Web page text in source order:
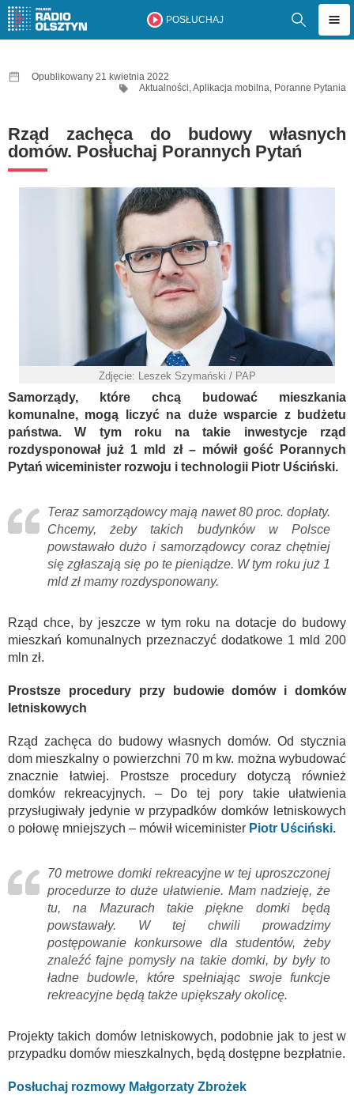
POSŁUCHAJ
Opublikowany 21 kwietnia 2022
Aktualności,Aplikacja mobilna, Poranne Pytania
Rząd zachęca do budowy własnych
domów. Posłuchaj Porannych Pytań
Zdjęcie: Leszek Szymański / PAP
Samorządy, które chcą budować mieszkania
komunalne, mogą liczyć na duże wsparcie z budżetu
państwa. W tym roku na takie inwestycje rząd
rozdysponował już 1 mld zł – mówił gość Porannych
Pytań wiceminister rozwoju i technologii Piotr Uściński.
Teraz samorządowcy mają nawet 80 proc. dopłaty.
Chcemy, żeby takich budynków w Polsce
powstawało dużo i samorządowcy coraz chętniej
się zgłaszają się po te pieniądze. W tym roku już 1
mld zł mamy rozdysponowany.
Rząd chce, by jeszcze w tym roku na dotacje do budowy
mieszkań komunalnych przeznaczyć dodatkowe 1 mld 200
mln zł.
Prostsze procedury przy budowie domów i domków
letniskowych
Rząd zachęca do budowy własnych domów. Od stycznia
dom mieszkalny o powierzchni 70 m kw. można wybudować
znacznie łatwiej. Prostsze procedury dotyczą również
domków rekreacyjnych. – Do tej pory takie ułatwienia
przysługiwały jedynie w przypadków domków letniskowych
o połowę mniejszych – mówił wiceminister Piotr Uściński.
70 metrowe domki rekreacyjne w tej uproszczonej
procedurze to duże ułatwienie. Mam nadzieję, że
tu, na Mazurach takie piękne domki będą
powstawały. W tej chwili prowadzimy
postępowanie konkursowe dla studentów, żeby
znaleźć fajne pomysły na takie domki, by były to
ładne budowle, które spełniając swoje funkcje
rekreacyjne będą także upiększały okolicę.
Projekty takich domów letniskowych, podobnie jak to jest w
przypadku domów mieszkalnych, będą dostępne bezpłatnie.
Posłuchaj rozmowy Małgorzaty Zbrożek